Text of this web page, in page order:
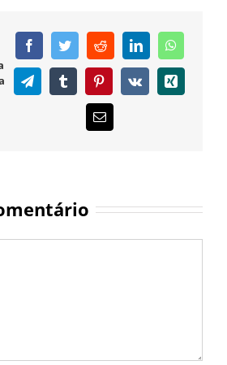
FacebookTwitterRedditLinkedIn
TelegramTumblr PinterestVk Xing
E-
mail